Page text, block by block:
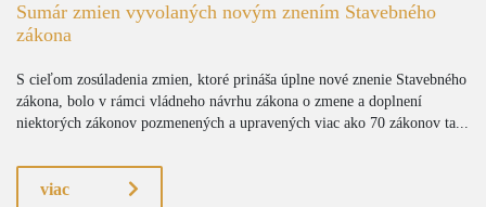
Sumár zmien vyvolaných novým znením Stavebného
zákona
S cieľom zosúladenia zmien, ktoré prináša úplne nové znenie Stavebného
zákona, bolo v rámci vládneho návrhu zákona o zmene a doplnení
niektorých zákonov pozmenených a upravených viac ako 70 zákonov ta...
viac